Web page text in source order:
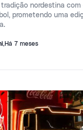
nordestina com
prometendo uma
,Há 7 meses